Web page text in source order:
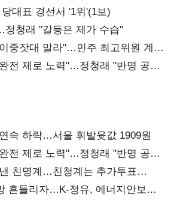
대표 경선서 '1위'(1보)
청래 "갈등은 제가 수습"
중잣대 말라"…민주 최고위원 계파
전 제로 노력"…정청래 "반명 공세
속 하락…서울 휘발윳값 1909원
전 제로 노력"…정청래 "반명 공세
친명계…친청계는 추가투표
흔들리자…K-정유, 에너지안보